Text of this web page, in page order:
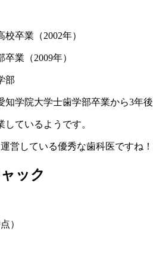
卒業（2002年）
業（2009年）
部
知学院大学士歯学部卒業から3年
ているようです。
営している優秀な歯科医ですね！
ック
）